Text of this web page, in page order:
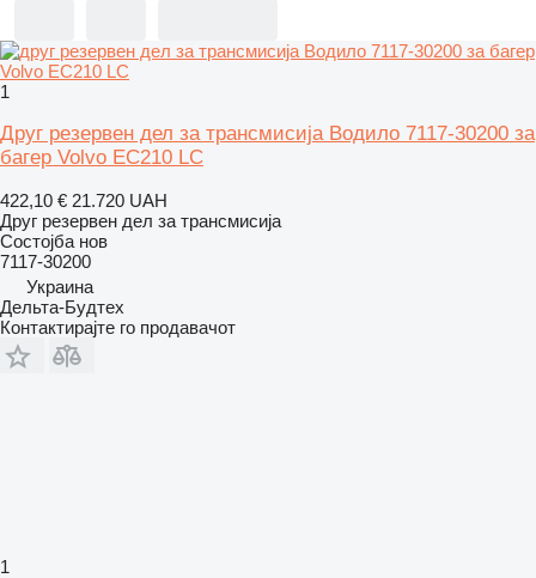
1
Друг резервен дел за трансмисија Водило 7117-30200 за
багер Volvo EC210 LC
422,10 € 21.720 UAH
Друг резервен дел за трансмисија
Состојба нов
7117-30200
Украина
Дельта-Будтех
Контактирајте го продавачот
1